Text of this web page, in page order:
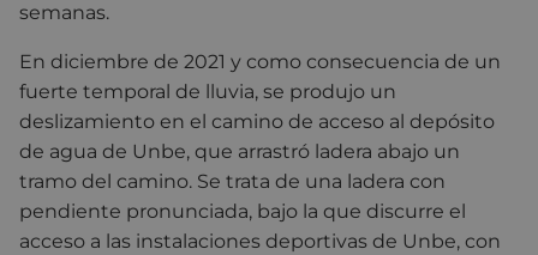
semanas.
En diciembre de 2021 y como consecuencia de un
fuerte temporal de lluvia, se produjo un
deslizamiento en el camino de acceso al depósito
de agua de Unbe, que arrastró ladera abajo un
tramo del camino. Se trata de una ladera con
pendiente pronunciada, bajo la que discurre el
acceso a las instalaciones deportivas de Unbe, con